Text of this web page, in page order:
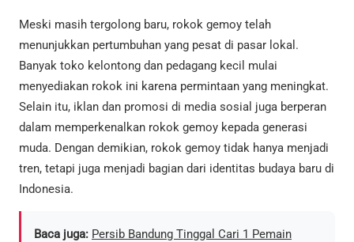
Meski masih tergolong baru, rokok gemoy telah
menunjukkan pertumbuhan yang pesat di pasar lokal.
Banyak toko kelontong dan pedagang kecil mulai
menyediakan rokok ini karena permintaan yang meningkat.
Selain itu, iklan dan promosi di media sosial juga berperan
dalam memperkenalkan rokok gemoy kepada generasi
muda. Dengan demikian, rokok gemoy tidak hanya menjadi
tren, tetapi juga menjadi bagian dari identitas budaya baru di
Indonesia.
Baca juga: Persib Bandung Tinggal Cari 1 Pemain